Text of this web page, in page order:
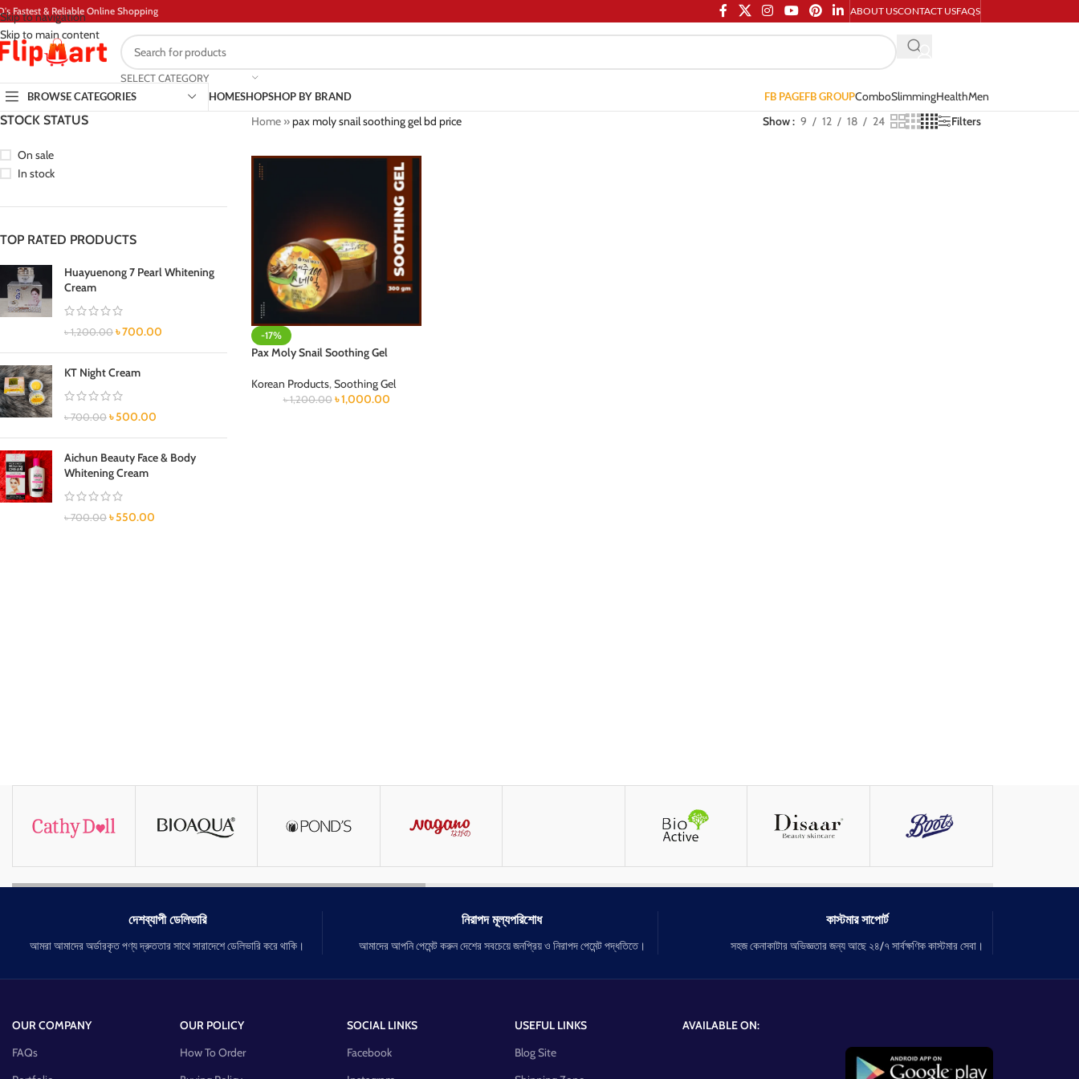
Skip to navigation
Skip to main content
Fastest & Reliable Online Shopping ABOUT USCONTACT USFAQS
SELECT CATEGORY
BROWSE CATEGORIES
HOMESHOPSHOP BY BRAND FB PAGEFB GROUPComboSlimmingHealthMen
STOCK STATUS
On sale
In stock
TOP RATED PRODUCTS
Huayuenong 7 Pearl Whitening
Cream
৳1,200.00 ৳700.00
KT Night Cream
৳700.00 ৳500.00
Aichun Beauty Face & Body
Whitening Cream
৳700.00 ৳550.00
Home»pax moly snail soothing gel bd price Show 9 12 18 24 Filters
-17%
Pax Moly Snail Soothing Gel
Korean Products,Soothing Gel
৳1,200.00 ৳1,000.00
দেশব্যাপী ডেলিভারি
আমরা আমাদের অর্ডারকৃত পণ্য দ্রুততার সাথে সারাদেশে ডেলিভারি করে থাকি।
নিরাপদ মূল্যপরিশোধ
আমাদের আপনি পেমেন্ট করুন দেশের সবচেয়ে জনপ্রিয় ও নিরাপদ পেমেন্ট পদ্ধতিতে।
কাস্টমার সাপোর্ট
সহজ কেনাকাটার অভিজ্ঞতার জন্য আছে ২৪/৭ সার্বক্ষণিক কাস্টমার সেবা।
OUR COMPANY
FAQs
OUR POLICY
How To Order
SOCIAL LINKS
Facebook
USEFUL LINKS
Blog Site
AVAILABLE ON: